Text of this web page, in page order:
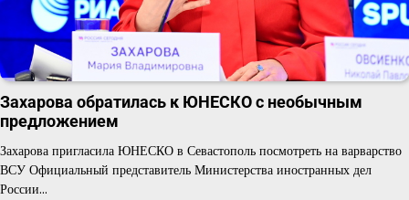
Захарова обратилась к ЮНЕСКО с необычным
предложением
Захарова пригласила ЮНЕСКО в Севастополь посмотреть на варварство
ВСУ Официальный представитель Министерства иностранных дел
России…